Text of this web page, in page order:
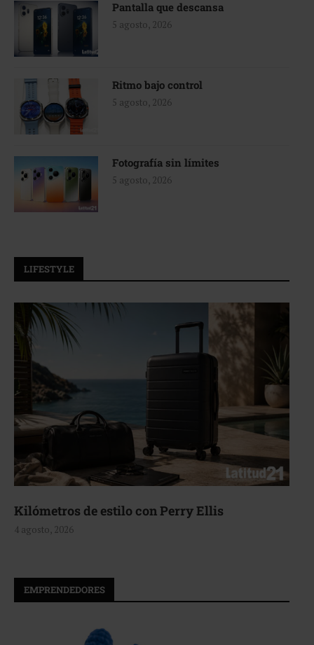
Pantalla que descansa
5 agosto, 2026
Ritmo bajo control
5 agosto, 2026
Fotografía sin límites
5 agosto, 2026
LIFESTYLE
Aerie, texturas que fluyen
4 agosto, 2026
EMPRENDEDORES